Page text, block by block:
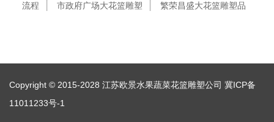
流程
市政府广场大花篮雕塑 繁荣昌盛大花篮雕塑品
Copyright © 2015-2028 江苏欧景水果蔬菜花篮雕塑公司 冀ICP备
11011233号-1